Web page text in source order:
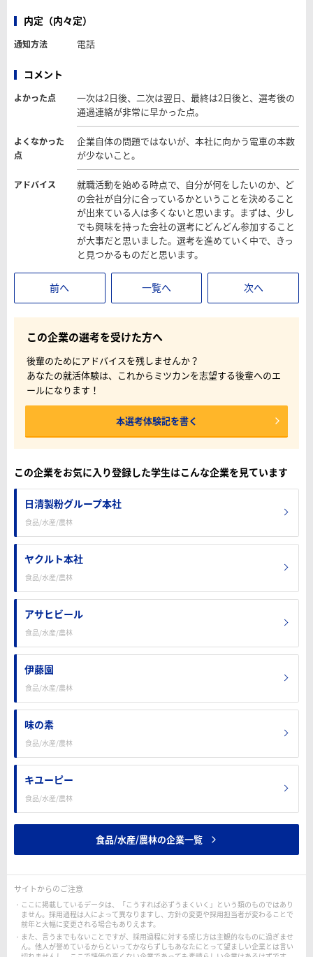
内定（内々定）
通知方法 電話
コメント
よかった点
一次は2日後、二次は翌日、最終は2日後と、選考後の
通過連絡が非常に早かった点。
よくなかった
点
企業自体の問題ではないが、本社に向かう電車の本数
が少ないこと。
アドバイス
就職活動を始める時点で、自分が何をしたいのか、ど
の会社が自分に合っているかということを決めること
が出来ている人は多くないと思います。まずは、少し
でも興味を持った会社の選考にどんどん参加すること
が大事だと思いました。選考を進めていく中で、きっ
と見つかるものだと思います。
前へ 一覧へ 次へ
この企業の選考を受けた方へ
後輩のためにアドバイスを残しませんか？
あなたの就活体験は、これからミツカンを志望する後輩へのエ
ールになります！
本選考体験記を書く
この企業をお気に入り登録した学生はこんな企業を見ています
日清製粉グループ本社
食品/水産/農林
ヤクルト本社
食品/水産/農林
アサヒビール
食品/水産/農林
伊藤園
食品/水産/農林
味の素
食品/水産/農林
キユーピー
食品/水産/農林
食品/水産/農林の企業一覧
サイトからのご注意
ここに掲載しているデータは、「こうすれば必ずうまくいく」という類のものではあり
ません。採用過程は人によって異なりますし、方針の変更や採用担当者が変わることで
前年と大幅に変更される場合もありえます。
また、言うまでもないことですが、採用過程に対する感じ方は主観的なものに過ぎませ
ん。他人が誉めているからといってかならずしもあなたにとって望ましい企業とは言い